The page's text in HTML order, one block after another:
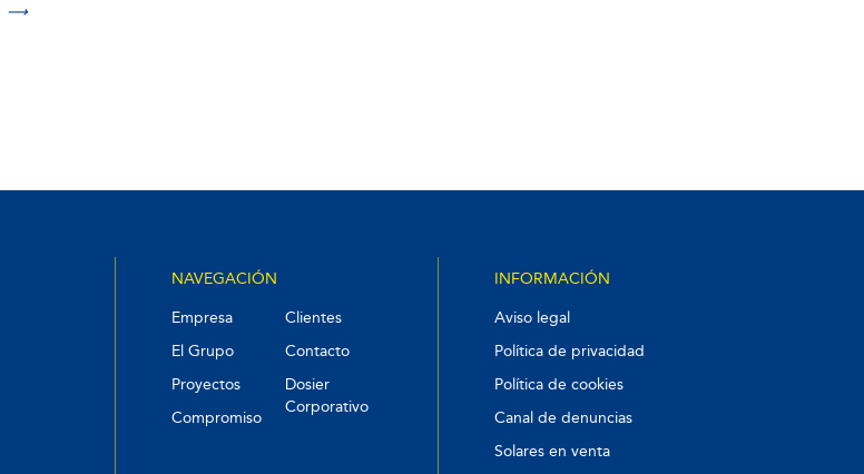
⟶
NAVEGACIÓN
Empresa
El Grupo
Proyectos
Compromiso
Clientes
Contacto
Dosier
Corporativo
INFORMACIÓN
Aviso legal
Política de privacidad
Política de cookies
Canal de denuncias
Solares en venta